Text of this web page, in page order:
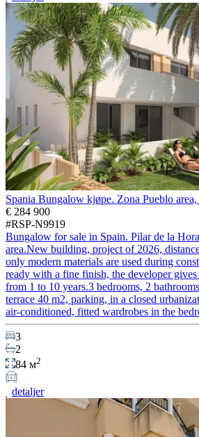
Spania Bungalow kjøpe. Zona Pueblo
€ 284 900
#RSP-N9919
Bungalow for sale in Spain. Pilar de la
area.New building, project of 2026,
only modern materials are used during
ready with a fine finish, the developer
from 1 to 10 years.3 bedrooms, 2
terrace 40 m2, parking, in a closed
air-conditioned, fitted wardrobes in the
3
2
84 м2
detaljer